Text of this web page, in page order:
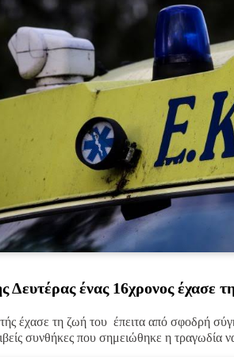
Δευτέρας ένας 16χρονος έχασε
έχασε τη ζωή του έπειτα από σφοδρή
συνθήκες που σημειώθηκε η τραγωδία